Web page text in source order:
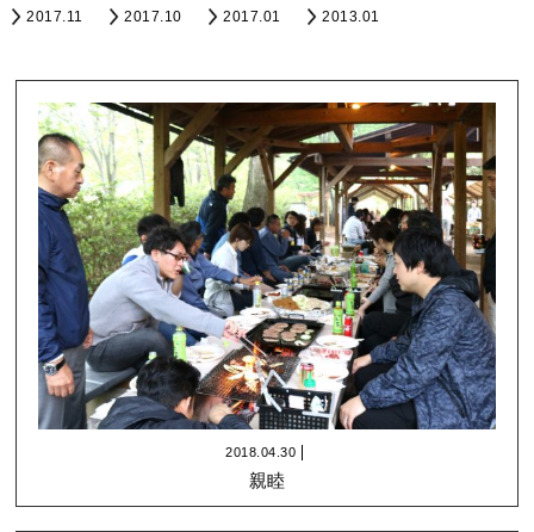
2017.11
2017.10 2017.01 2013.01
2018.04.30
親睦